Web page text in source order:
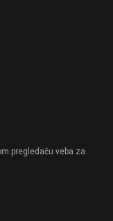
pregledaču veba za